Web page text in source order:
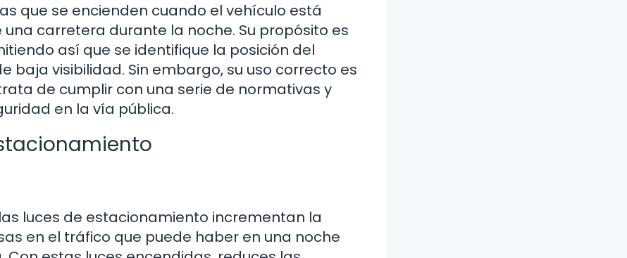
que se encienden cuando el vehículo está
carretera durante la noche. Su propósito es
así que se identifique la posición del
baja visibilidad. Sin embargo, su uso correcto es
de cumplir con una serie de normativas y
en la vía pública.
luces de estacionamiento incrementan la
en el tráfico que puede haber en una noche